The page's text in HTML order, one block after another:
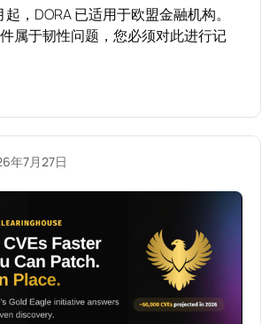
起，DORA 已适用于欧盟金融机构。
属于韧性问题，您必须对此进行记
年7月27日